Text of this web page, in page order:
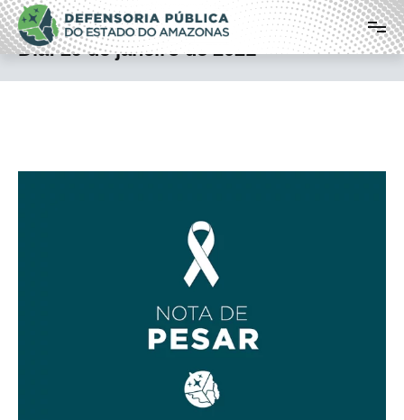
Pular
para
o
conteúdo
Defensoria Pública do Estado do
Amazonas
Dia:29 de janeiro de 2021